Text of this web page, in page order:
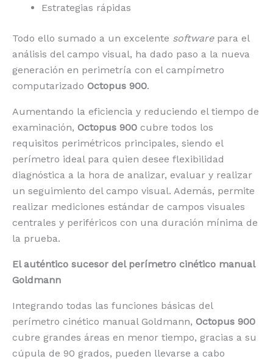
Estrategias rápidas
Todo ello sumado a un excelente softwarepara el
análisis del campo visual, ha dado paso a la nueva
generación en perimetría con el campímetro
computarizado Octopus 900.
Aumentando la eficiencia y reduciendo el tiempo de
examinación, Octopus 900 cubre todos los
requisitos perimétricos principales, siendo el
perímetro ideal para quien desee flexibilidad
diagnóstica a la hora de analizar, evaluar y realizar
un seguimiento del campo visual. Además, permite
realizar mediciones estándar de campos visuales
centrales y periféricos con una duración mínima de
la prueba.
El auténtico sucesor del perímetro cinético manual
Goldmann
Integrando todas las funciones básicas del
perímetro cinético manual Goldmann, Octopus 900
cubre grandes áreas en menor tiempo, gracias a su
cúpula de 90 grados, pueden llevarse a cabo